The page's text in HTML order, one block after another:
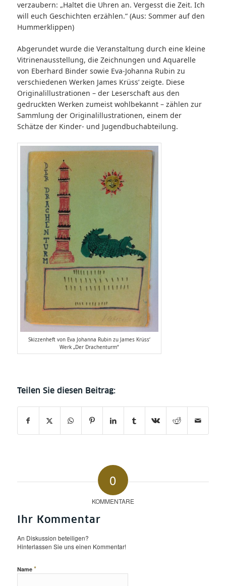
verzaubern: „Haltet die Uhren an. Vergesst die Zeit. Ich
will euch Geschichten erzählen.“ (Aus: Sommer auf den
Hummerklippen)
Abgerundet wurde die Veranstaltung durch eine kleine
Vitrinenausstellung, die Zeichnungen und Aquarelle
von Eberhard Binder sowie Eva-Johanna Rubin zu
verschiedenen Werken James Krüss‘ zeigte. Diese
Originalillustrationen – der Leserschaft aus den
gedruckten Werken zumeist wohlbekannt – zählen zur
Sammlung der Originalillustrationen, einem der
Schätze der Kinder- und Jugendbuchabteilung.
Skizzenheft von Eva Johanna Rubin zu James Krüss‘
Werk „Der Drachenturm“
0
KOMMENTARE
Ihr Kommentar
An Diskussion beteiligen?
Hinterlassen Sie uns einen Kommentar!
Name *